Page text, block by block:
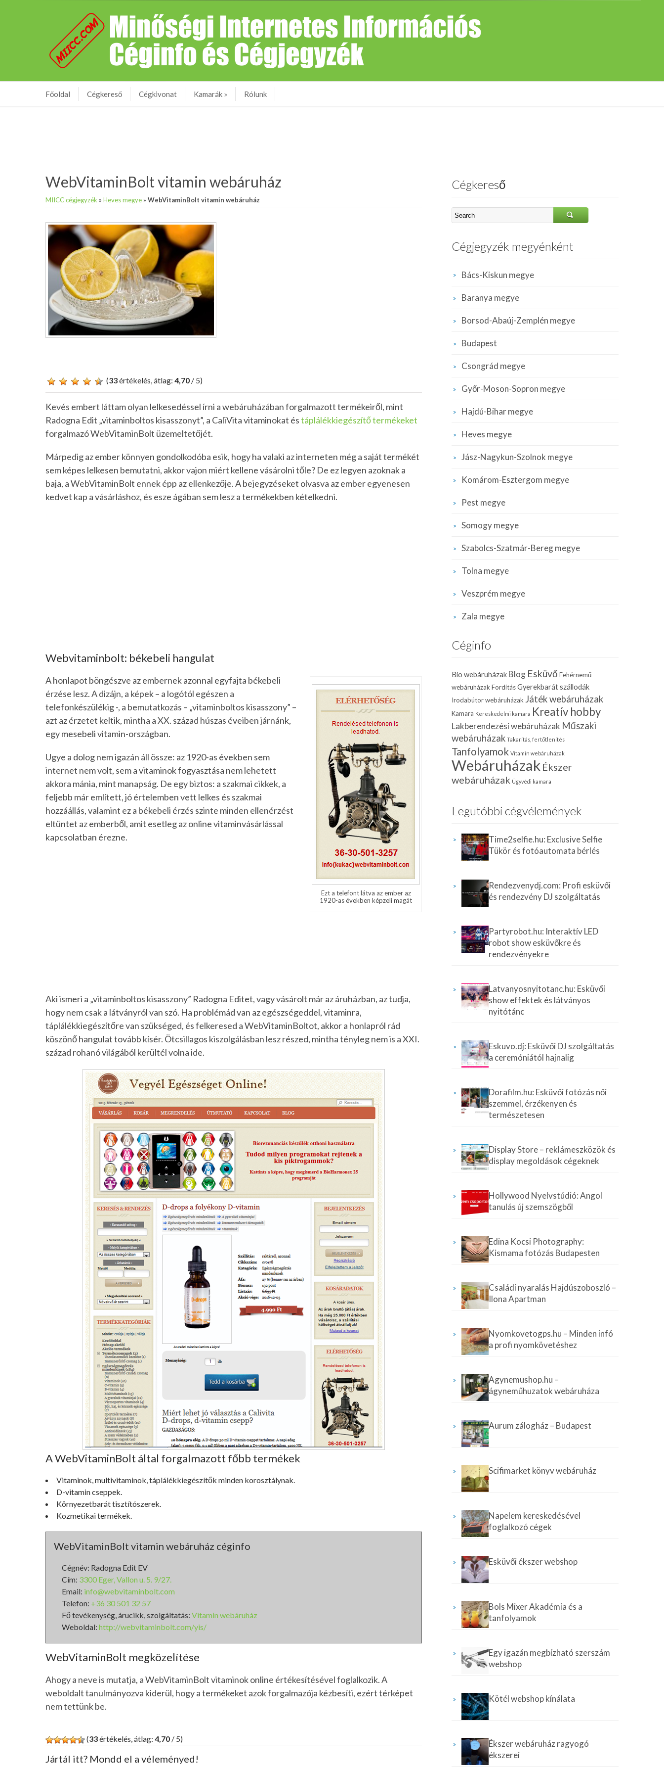
Főoldal Cégkereső Cégkivonat Kamarák » Rólunk
WebVitaminBolt vitamin webáruház
MIICC cégjegyzék » Heves megye » WebVitaminBolt vitamin webáruház
(33értékelés, átlag: 4,70 / 5)
Kevés embert láttam olyan lelkesedéssel írni a webáruházában forgalmazott termékeiről, mint
Radogna Edit „vitaminboltos kisasszonyt”, a CaliVita vitaminokat éstáplálékkiegészítő termékeket
forgalmazó WebVitaminBolt üzemeltetőjét.
Márpedig az ember könnyen gondolkodóba esik, hogy ha valaki az interneten még a saját termékét
sem képes lelkesen bemutatni, akkor vajon miért kellene vásárolni tőle? De ez legyen azoknak a
baja, a WebVitaminBolt ennek épp az ellenkezője. A bejegyzéseket olvasva az ember egyenesen
kedvet kap a vásárláshoz, és esze ágában sem lesz a termékekben kételkedni.
Webvitaminbolt: békebeli hangulat
Ezt a telefont látva az ember az
1920-as években képzeli magát
A honlapot böngészve az embernek azonnal egyfajta békebeli
érzése lesz. A dizájn, a képek – a logótól egészen a
telefonkészülékig -, a bemutatkozás – „vitaminboltos kisasszony” –
azt az érzetet keltik, mintha a XX. század húszas éveiben járnánk,
egy mesebeli vitamin-országban.
Ugye a dolog nem igazán áll össze: az 1920-as években sem
internet nem volt, sem a vitaminok fogyasztása nem lehetett
akkora mánia, mint manapság. De egy biztos: a szakmai cikkek, a
feljebb már említett, jó értelemben vett lelkes és szakmai
hozzáállás, valamint ez a békebeli érzés szinte minden ellenérzést
eltüntet az emberből, amit esetleg az online vitaminvásárlással
kapcsolatban érezne.
Aki ismeri a „vitaminboltos kisasszony” Radogna Editet, vagy vásárolt már az áruházban, az tudja,
hogy nem csak a látványról van szó. Ha problémád van az egészségeddel, vitaminra,
táplálékkiegészítőre van szükséged, és felkeresed a WebVitaminBoltot, akkor a honlapról rád
köszönő hangulat tovább kísér. Ötcsillagos kiszolgálásban lesz részed, mintha tényleg nem is a XXI.
század rohanó világából kerültél volna ide.
A WebVitaminBolt által forgalmazott főbb termékek
Vitaminok, multivitaminok, táplálékkiegészítők minden korosztálynak.
D-vitamin cseppek.
Környezetbarát tisztítószerek.
Kozmetikai termékek.
WebVitaminBolt vitamin webáruház céginfo
Cégnév: Radogna Edit EV
Cím: 3300 Eger, Vallon u. 5. 9/27.
Email: info@webvitaminbolt.com
Telefon: +36 30 501 32 57
Fő tevékenység, árucikk, szolgáltatás: Vitamin webáruház
Weboldal: http://webvitaminbolt.com/yis/
WebVitaminBolt megközelítése
Ahogy a neve is mutatja, a WebVitaminBolt vitaminok online értékesítésével foglalkozik. A
weboldalt tanulmányozva kiderül, hogy a termékeket azok forgalmazója kézbesíti, ezért térképet
nem tettünk be.
(33értékelés, átlag: 4,70 / 5)
Jártál itt? Mondd el a véleményed!
Cégkereső
Cégjegyzék megyénként
Bács-Kiskun megye
Baranya megye
Borsod-Abaúj-Zemplén megye
Budapest
Csongrád megye
Győr-Moson-Sopron megye
Hajdú-Bihar megye
Heves megye
Jász-Nagykun-Szolnok megye
Komárom-Esztergom megye
Pest megye
Somogy megye
Szabolcs-Szatmár-Bereg megye
Tolna megye
Veszprém megye
Zala megye
Céginfo
Bio webáruházak Blog Esküvő Fehérnemű
webáruházak FordításGyerekbarát szállodák
Irodabútor webáruházak Játék webáruházak
Kamara Kereskedelmi kamara Kreatív hobby
Lakberendezési webáruházak Műszaki
webáruházak Takarítás, fertőtlenítés
Tanfolyamok Vitamin webáruházak
Webáruházak Ékszer
webáruházak Ügyvédi kamara
Legutóbbi cégvélemények
Time2selfie.hu: Exclusive Selfie
Tükör és fotóautomata bérlés
Rendezvenydj.com: Profi esküvői
és rendezvény DJ szolgáltatás
Partyrobot.hu: Interaktív LED
robot show esküvőkre és
rendezvényekre
Latvanyosnyitotanc.hu: Esküvői
show effektek és látványos
nyitótánc
Eskuvo.dj: Esküvői DJ szolgáltatás
a ceremóniától hajnalig
Dorafilm.hu: Esküvői fotózás női
szemmel, érzékenyen és
természetesen
Display Store – reklámeszközök és
display megoldások cégeknek
Hollywood Nyelvstúdió: Angol
tanulás új szemszögből
Edina Kocsi Photography:
Kismama fotózás Budapesten
Családi nyaralás Hajdúszoboszló –
Ilona Apartman
Nyomkovetogps.hu – Minden infó
a profi nyomkövetéshez
Agynemushop.hu –
ágyneműhuzatok webáruháza
Aurum zálogház – Budapest
Scifimarket könyv webáruház
Napelem kereskedésével
foglalkozó cégek
Esküvői ékszer webshop
Bols Mixer Akadémia és a
tanfolyamok
Egy igazán megbízható szerszám
webshop
Kötél webshop kínálata
Ékszer webáruház ragyogó
ékszerei